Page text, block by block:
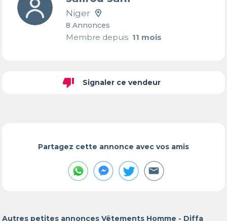
Niger
8 Annonces
Membre depuis11 mois
thumb_down Signaler ce vendeur
Partagez cette annonce avec vos amis
Autres petites annonces Vêtements Homme - Diffa